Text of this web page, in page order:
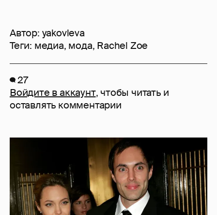
Автор: yakovleva
Теги: медиа, мода, Rachel Zoe
27
Войдите в аккаунт, чтобы читать и
оставлять комментарии